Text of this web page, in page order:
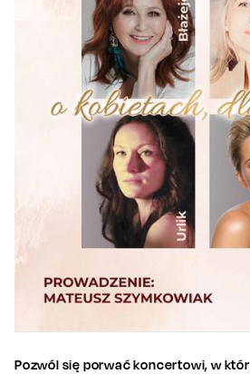
Pozwól się porwać koncertowi, w